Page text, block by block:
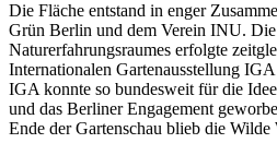
Die Fläche entstand in enger
Grün Berlin und dem Verein INU.
Naturerfahrungsraumes erfolgte
Internationalen Gartenausstellung
IGA konnte so bundesweit für die
und das Berliner Engagement
Ende der Gartenschau blieb die Wilde